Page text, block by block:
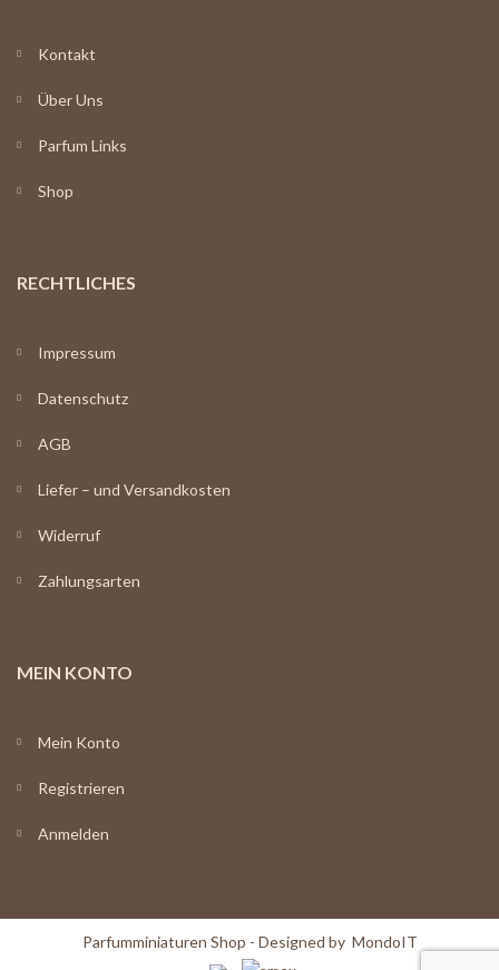
Kontakt
Über Uns
Parfum Links
Shop
RECHTLICHES
Impressum
Datenschutz
AGB
Liefer – und Versandkosten
Widerruf
Zahlungsarten
MEIN KONTO
Mein Konto
Registrieren
Anmelden
Parfumminiaturen Shop - Designed by MondoIT